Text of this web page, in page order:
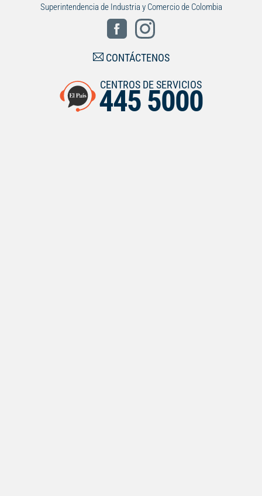
Superintendencia de Industria y Comercio de Colombia
CONTÁCTENOS
CENTROS DE SERVICIOS
445 5000